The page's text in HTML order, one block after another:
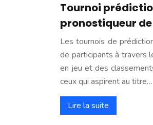
Tournoi
pronostiqueur
Les tournois de
de participants à travers
en jeu et des
ceux qui aspirent au titre…
Lire la suite